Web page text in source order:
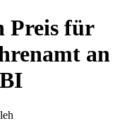
Preis für
an